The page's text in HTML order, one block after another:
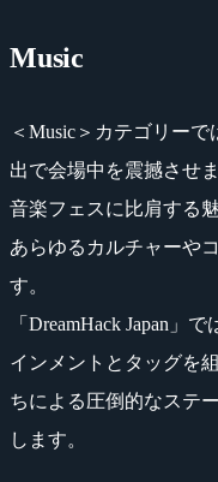
Music
＜Music＞カテゴリー
出で会場中を震撼させま
音楽フェスに比肩する
あらゆるカルチャーや
す。
「DreamHack Japan」
インメントとタッグを
ちによる圧倒的なステ
します。